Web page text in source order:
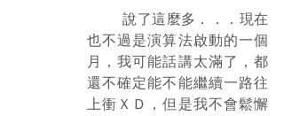
	說了這麼多．．．現在
也不過是演算法啟動的一個
月，我可能話講太滿了，都
還不確定能不能繼續一路往
上衝ＸＤ，但是我不會鬆懈